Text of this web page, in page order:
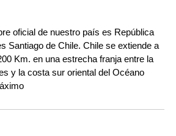
oficial de nuestro país es República
Santiago de Chile. Chile se extiende a
Km. en una estrecha franja entre la
y la costa sur oriental del Océano